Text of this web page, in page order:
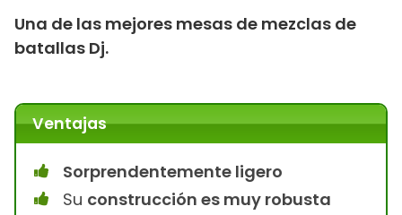
Una de las mejores mesas de mezclas de
batallas Dj.
Ventajas
Sorprendentemente ligero
Su construcción es muy robusta